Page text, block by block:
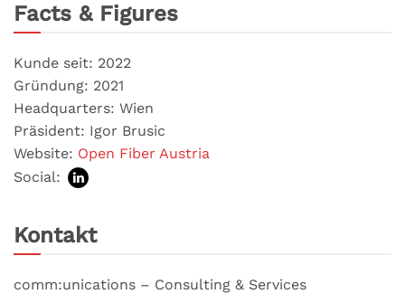
Facts & Figures
Kunde seit: 2022
Gründung: 2021
Headquarters: Wien
Präsident: Igor Brusic
Website: Open Fiber Austria
Social:
Kontakt
comm:unications – Consulting & Services